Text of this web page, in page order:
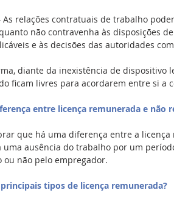
As relações contratuais de trabalho
não contravenha às disposições
e às decisões das autoridades
diante da inexistência de
ficam livres para acordarem entre si a
entre licença remunerada e não
que há uma diferença entre a
uma ausência do trabalho por um
ou não pelo empregador.
tipos de licença remunerada?